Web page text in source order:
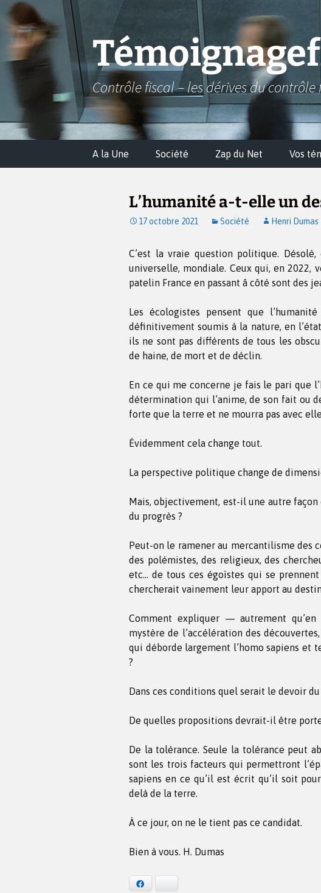
Aller
au
contenu
Contrôle fiscal – les dérives du
A la Une Société Zap du Net Vos
L’humanité a-t-elle un
17 octobre 2021 Société Henri Dumas
C’est la vraie question politique.
universelle, mondiale. Ceux qui, en 2022,
patelin France en passant â côté sont des
Les écologistes pensent que
définitivement soumis à la nature, en
ils ne sont pas différents de tous les
de haine, de mort et de déclin.
En ce qui me concerne je fais le pari que
détermination qui l’anime, de son fait ou
forte que la terre et ne mourra pas avec
Évidemment cela change tout.
La perspective politique change de
Mais, objectivement, est-il une autre façon
du progrès ?
Peut-on le ramener au mercantilisme des
des polémistes, des religieux, des
etc… de tous ces égoïstes qui se
chercherait vainement leur apport au
Comment expliquer — autrement
mystère de l’accélération des
qui déborde largement l’homo sapiens et
?
Dans ces conditions quel serait le devoir
De quelles propositions devrait-il être
De la tolérance. Seule la tolérance peut
sont les trois facteurs qui permettront
sapiens en ce qu’il est écrit qu’il soit
delà de la terre.
À ce jour, on ne le tient pas ce candidat.
Bien à vous. H. Dumas